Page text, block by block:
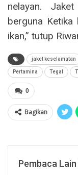
nelayan.
berguna
ikan,” tutup
jaket keselamatan
Pertamina Tegal
0
Bagikan
Pembaca